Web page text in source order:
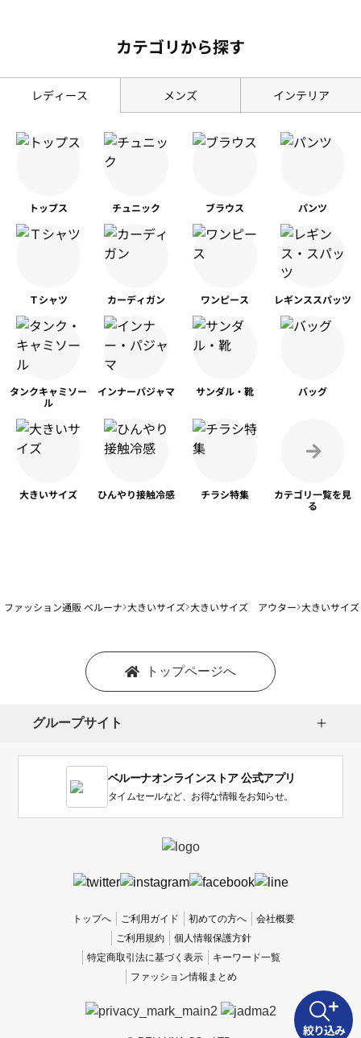
カテゴリから探す
レディース メンズ インテリア
トップス チュニック ブラウス パンツ
Ｔシャツ カーディガン ワンピース レギンススパッツ
タンクキャミソー
ル
インナーパジャマ サンダル・靴 バッグ
大きいサイズ ひんやり接触冷感 チラシ特集 カテゴリ一覧を見
る
ファッション通販 ベルーナ 大きいサイズ 大きいサイズ アウター 大きいサイ
絞り込み
トップページへ
グループサイト
ベルーナオンラインストア 公式アプリ
タイムセールなど、お得な情報をお知らせ。
トップへ ご利用ガイド 初めての方へ
会社概要
ご利用規約
個人情報保護方針
特定商取引法に基づく表示
キーワード一覧
ファッション情報まとめ